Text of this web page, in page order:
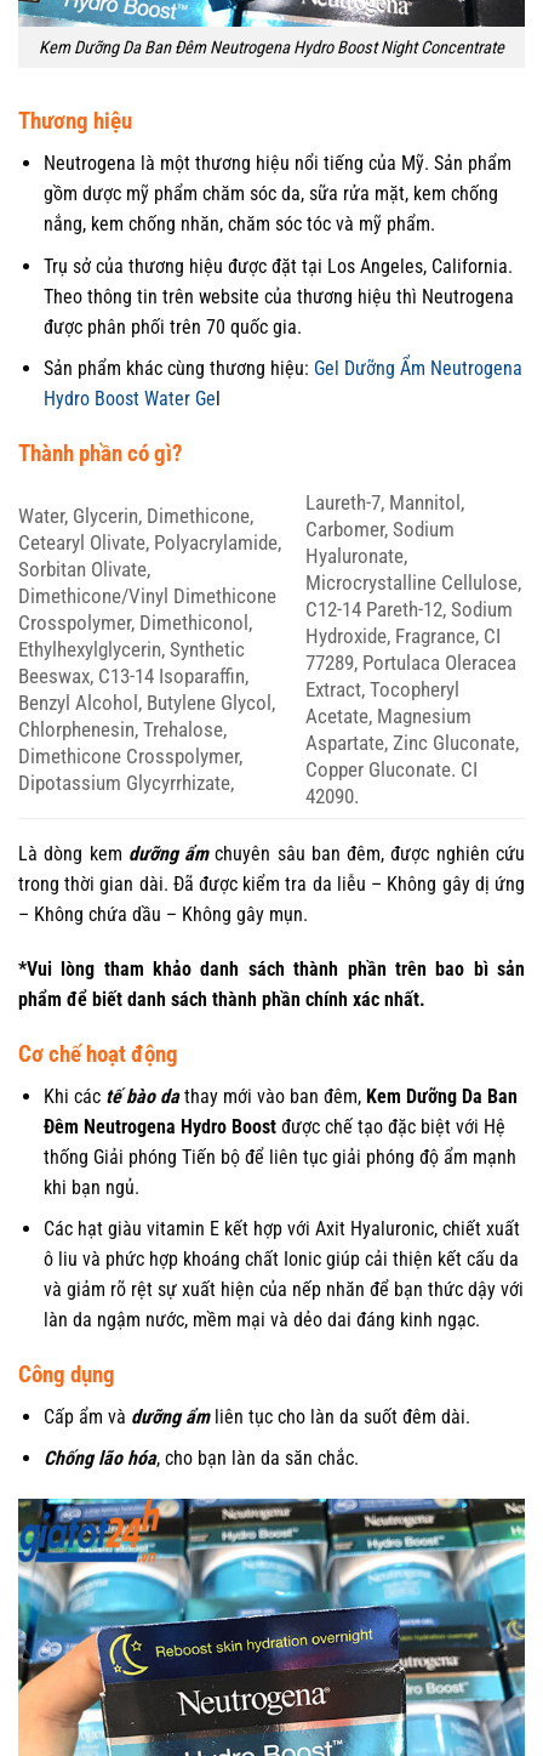
Kem Dưỡng Da Ban Đêm Neutrogena Hydro Boost Night Concentrate
Thương hiệu
Neutrogena là một thương hiệu nổi tiếng của Mỹ. Sản phẩm
gồm dược mỹ phẩm chăm sóc da, sữa rửa mặt, kem chống
nắng, kem chống nhăn, chăm sóc tóc và mỹ phẩm.
Trụ sở của thương hiệu được đặt tại Los Angeles, California.
Theo thông tin trên website của thương hiệu thì Neutrogena
được phân phối trên 70 quốc gia.
Sản phẩm khác cùng thương hiệu: Gel Dưỡng Ẩm Neutrogena
Hydro Boost Water Gel
Thành phần có gì?
Water, Glycerin, Dimethicone,
Cetearyl Olivate, Polyacrylamide,
Sorbitan Olivate,
Dimethicone/Vinyl Dimethicone
Crosspolymer, Dimethiconol,
Ethylhexylglycerin, Synthetic
Beeswax, C13-14 Isoparaffin,
Benzyl Alcohol, Butylene Glycol,
Chlorphenesin, Trehalose,
Dimethicone Crosspolymer,
Dipotassium Glycyrrhizate,
Laureth-7, Mannitol,
Carbomer, Sodium
Hyaluronate,
Microcrystalline Cellulose,
C12-14 Pareth-12, Sodium
Hydroxide, Fragrance, CI
77289, Portulaca Oleracea
Extract, Tocopheryl
Acetate, Magnesium
Aspartate, Zinc Gluconate,
Copper Gluconate. CI
42090.
Là dòng kem dưỡng ẩmchuyên sâu ban đêm, được nghiên cứu
trong thời gian dài. Đã được kiểm tra da liễu – Không gây dị ứng
– Không chứa dầu – Không gây mụn.
*Vui lòng tham khảo danh sách thành phần trên bao bì sản
phẩm để biết danh sách thành phần chính xác nhất.
Cơ chế hoạt động
Khi các tế bào dathay mới vào ban đêm, Kem Dưỡng Da Ban
Đêm Neutrogena Hydro Boostđược chế tạo đặc biệt với Hệ
thống Giải phóng Tiến bộ để liên tục giải phóng độ ẩm mạnh
khi bạn ngủ.
Các hạt giàu vitamin E kết hợp với Axit Hyaluronic, chiết xuất
ô liu và phức hợp khoáng chất Ionic giúp cải thiện kết cấu da
và giảm rõ rệt sự xuất hiện của nếp nhăn để bạn thức dậy với
làn da ngậm nước, mềm mại và dẻo dai đáng kinh ngạc.
Công dụng
Cấp ẩm và dưỡng ẩmliên tục cho làn da suốt đêm dài.
Chống lão hóa, cho bạn làn da săn chắc.